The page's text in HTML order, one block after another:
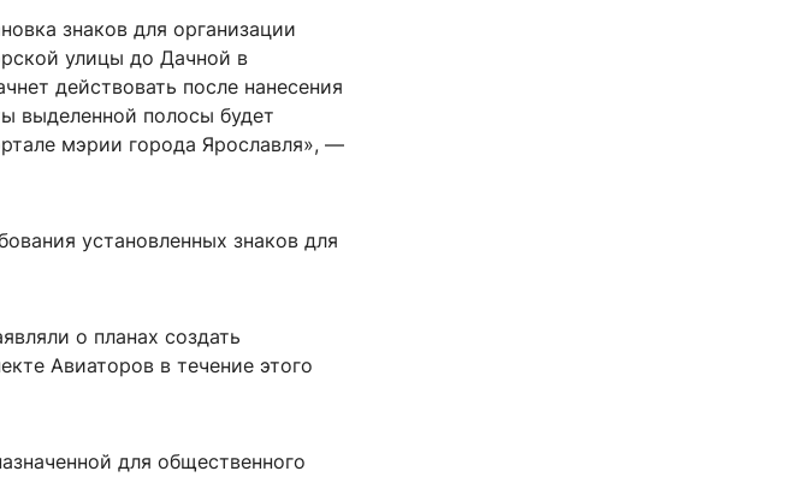
знаков для организации
улицы до Дачной в
действовать после нанесения
выделенной полосы будет
мэрии города Ярославля», —
установленных знаков для
о планах создать
Авиаторов в течение этого
для общественного